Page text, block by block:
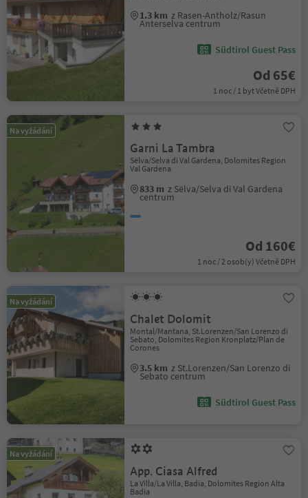
1.3 km z Rasen-Antholz/Rasun
Anterselva centrum
Südtirol Guest Pass
Od 65€
1 noc / 1 byt Včetně DPH
Na vyžádání
Garni La Tambra
Sëlva/Selva di Val Gardena, Dolomites Region
Val Gardena
833 m z Sëlva/Selva di Val Gardena
centrum
Od 160€
1 noc / 2 osob(y) Včetně DPH
Na vyžádání
Chalet Dolomit
Montal/Mantana, St.Lorenzen/San Lorenzo di
Sebato, Dolomites Region Kronplatz/Plan de
Corones
3.5 km z St.Lorenzen/San Lorenzo di
Sebato centrum
Südtirol Guest Pass
Na vyžádání
App. Ciasa Alfred
La Villa/La Villa, Badia, Dolomites Region Alta
Badia